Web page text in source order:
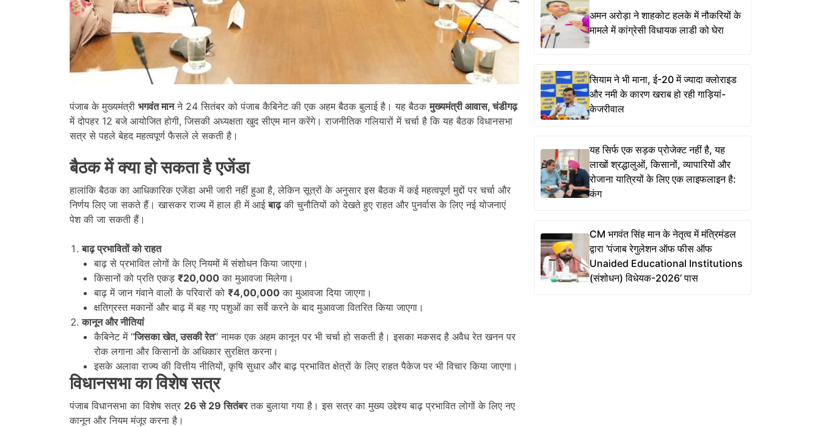
पंजाब के मुख्यमंत्री भगवंत मानने 24 सितंबर को पंजाब कैबिनेट की एक अहम बैठक बुलाई है। यह बैठकमुख्यमंत्री आवास,चंडीगढ़
में दोपहर 12 बजे आयोजित होगी, जिसकी अध्यक्षता खुद सीएम मान करेंगे। राजनीतिक गलियारों में चर्चा है कि यह बैठक विधानसभा
सत्र से पहले बेहद महत्वपूर्ण फैसले ले सकती है।
बैठक में क्या हो सकता है एजेंडा
हालांकि बैठक का आधिकारिक एजेंडा अभी जारी नहीं हुआ है, लेकिन सूत्रों के अनुसार इस बैठक में कई महत्वपूर्ण मुद्दों पर चर्चा और
निर्णय लिए जा सकते हैं। खासकर राज्य में हाल ही में आईबाढ़की चुनौतियों को देखते हुए राहत और पुनर्वास के लिए नई योजनाएं
पेश की जा सकती हैं।
बाढ़ प्रभावितों को राहत
बाढ़ से प्रभावित लोगों के लिए नियमों में संशोधन किया जाएगा।
किसानों को प्रति एकड़ ₹20,000 का मुआवजा मिलेगा।
बाढ़ में जान गंवाने वालों के परिवारों को ₹4,00,000 का मुआवजा दिया जाएगा।
क्षतिग्रस्त मकानों और बाढ़ में बह गए पशुओं का सर्वे करने के बाद मुआवजा वितरित किया जाएगा।
कानून और नीतियां
कैबिनेट में “जिसका खेत,उसकी रेत” नामक एक अहम कानून पर भी चर्चा हो सकती है। इसका मकसद है अवैध रेत खनन पर
रोक लगाना और किसानों के अधिकार सुरक्षित करना।
इसके अलावा राज्य की वित्तीय नीतियों, कृषि सुधार और बाढ़ प्रभावित क्षेत्रों के लिए राहत पैकेज पर भी विचार किया जाएगा।
विधानसभा का विशेष सत्र
पंजाब विधानसभा का विशेष सत्र 26से 29सितंबरतक बुलाया गया है। इस सत्र का मुख्य उद्देश्य बाढ़ प्रभावित लोगों के लिए नए
कानून और नियम मंजूर करना है।
अमन अरोड़ा ने शाहकोट हलके में नौकरियों के
मामले में कांग्रेसी विधायक लाडी को घेरा
सियाम ने भी माना, ई-20 में ज्यादा क्लोराइड
और नमी के कारण खराब हो रही गाड़ियां-
केजरीवाल
यह सिर्फ एक सड़क प्रोजेक्ट नहीं है, यह
लाखों श्रद्धालुओं, किसानों, व्यापारियों और
रोजाना यात्रियों के लिए एक लाइफलाइन है:
कंग
CM भगवंत सिंह मान के नेतृत्व में मंत्रिमंडल
द्वारा ‘पंजाब रेगुलेशन ऑफ फीस ऑफ
Unaided Educational Institutions
(संशोधन) विधेयक-2026’ पास